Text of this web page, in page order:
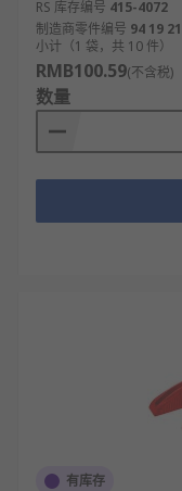
RS 库存编号 415-4072
制造商零件编号 94 19
小计（1 袋，共 10 件）
RMB100.59(不含税)
数量
有库存